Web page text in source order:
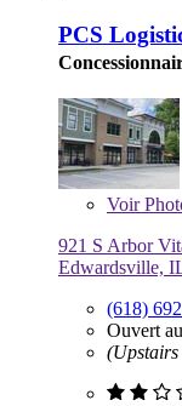
PCS
Voir
921 S Arbor
Edwardsville,
(618)
Ouvert
(Upstairs